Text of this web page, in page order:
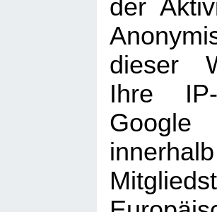
der
dieser
Ihre